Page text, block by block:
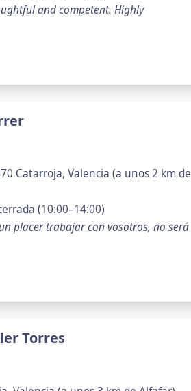
and competent. Highly
Catarroja, Valencia (a unos 2 km de
(10:00–14:00)
placer trabajar con vosotros, no será
Torres